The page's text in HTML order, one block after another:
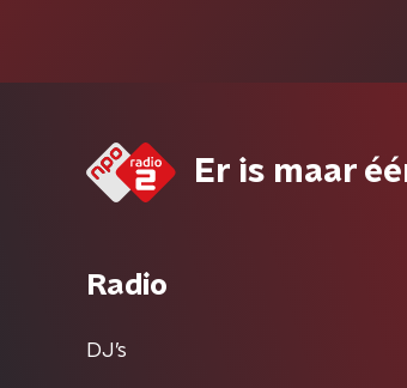
Er is maar
Radio
DJ’s